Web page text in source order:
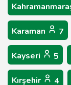
Karaman 7
Kayseri 5
Kırşehir 4